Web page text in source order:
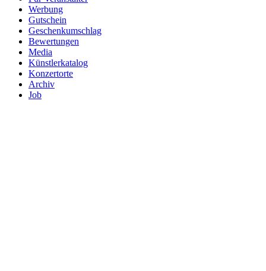
Werbung
Gutschein
Geschenkumschlag
Bewertungen
Media
Künstlerkatalog
Konzertorte
Archiv
Job